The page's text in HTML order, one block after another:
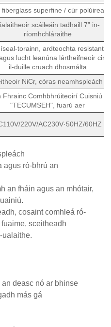
fiberglass superfine / cúr
scáileáin tadhaill 7” in-
ríomhchláraithe
torainn, ardteochta resistant,
lucht leanúna lártheifneoir
il-duille cruach dhosmálta
NiCr, córas neamhspleách
Fhrainc Comhbhrúiteoirí Cuisniú
"TECUMSEH", fuarú aer
220V/AC230V·50HZ/60HZ
agus ró-bhrú an
an fháin agus an mhótair,
cosaint comhleá ró-
sceitheadh
ualaithe.
deasc nó ar bhinse
más gá